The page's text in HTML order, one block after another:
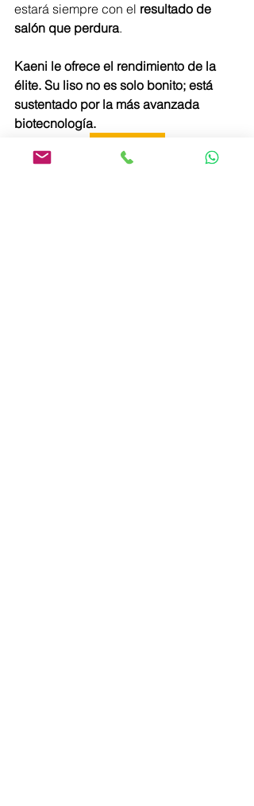
estará siempre con el resultado de
salón que perdura.
Kaeni le ofrece el rendimiento de la
élite. Su liso no es solo bonito; está
sustentado por la más avanzada
biotecnología.
Saiba Mais